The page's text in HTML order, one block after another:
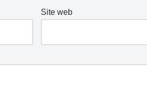
Site web